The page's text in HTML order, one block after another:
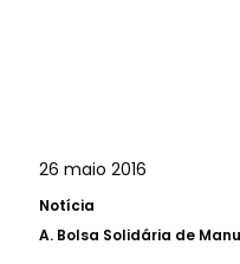
26 maio 2016
Notícia
A. Bolsa Solidária de